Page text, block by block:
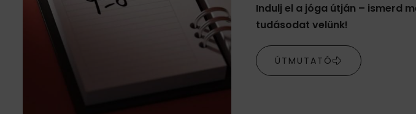
Indulj el a jóga útján – ismerd
tudásodat velünk!
ÚTMUTATÓ